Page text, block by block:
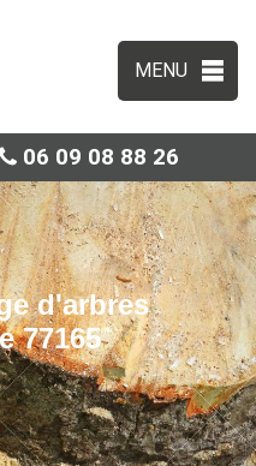
MENU
06 09 08 88 26
d'arbres
77165